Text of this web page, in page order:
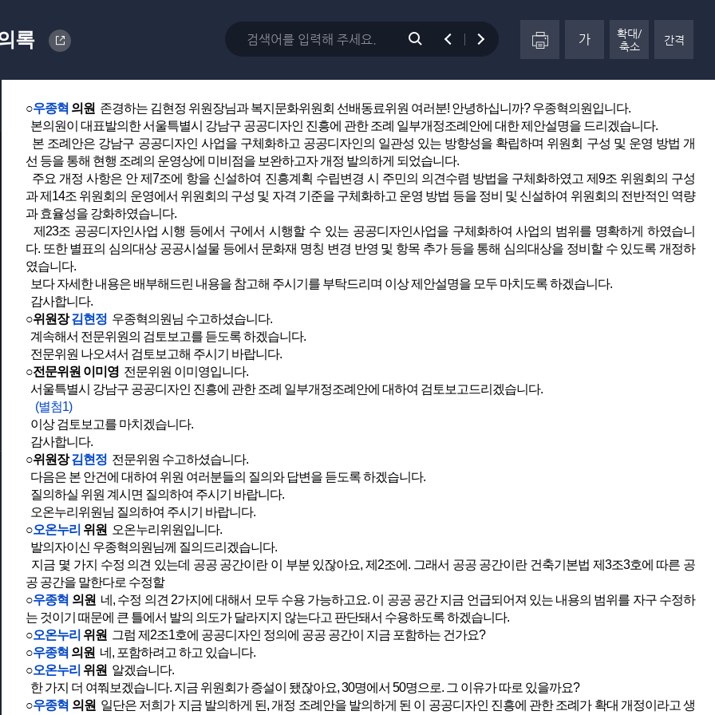
록 가
확대/
축소
간격
1. 서울특별시 강남구 공공디자인 진흥에 관한 조례 일부개정조례안(우종혁의원 등 7인 발의)
○우종혁 의원 존경하는 김현정 위원장님과 복지문화위원회 선배동료위원 여러분! 안녕하십니까? 우종혁의원입니다.
본의원이 대표발의한 서울특별시 강남구 공공디자인 진흥에 관한 조례 일부개정조례안에 대한 제안설명을 드리겠습니다.
본 조례안은 강남구 공공디자인 사업을 구체화하고 공공디자인의 일관성 있는 방향성을 확립하며 위원회 구성 및 운영 방법 개
선 등을 통해 현행 조례의 운영상에 미비점을 보완하고자 개정 발의하게 되었습니다.
주요 개정 사항은 안 제7조에 항을 신설하여 진흥계획 수립변경 시 주민의 의견수렴 방법을 구체화하였고 제9조 위원회의 구성
과 제14조 위원회의 운영에서 위원회의 구성 및 자격 기준을 구체화하고 운영 방법 등을 정비 및 신설하여 위원회의 전반적인 역량
과 효율성을 강화하였습니다.
제23조 공공디자인사업 시행 등에서 구에서 시행할 수 있는 공공디자인사업을 구체화하여 사업의 범위를 명확하게 하였습니
다. 또한 별표의 심의대상 공공시설물 등에서 문화재 명칭 변경 반영 및 항목 추가 등을 통해 심의대상을 정비할 수 있도록 개정하
였습니다.
보다 자세한 내용은 배부해드린 내용을 참고해 주시기를 부탁드리며 이상 제안설명을 모두 마치도록 하겠습니다.
감사합니다.
○위원장김현정 우종혁의원님 수고하셨습니다.
계속해서 전문위원의 검토보고를 듣도록 하겠습니다.
전문위원 나오셔서 검토보고해 주시기 바랍니다.
○전문위원 이미영 전문위원 이미영입니다.
서울특별시 강남구 공공디자인 진흥에 관한 조례 일부개정조례안에 대하여 검토보고드리겠습니다.
(별첨1)
이상 검토보고를 마치겠습니다.
감사합니다.
○위원장김현정 전문위원 수고하셨습니다.
다음은 본 안건에 대하여 위원 여러분들의 질의와 답변을 듣도록 하겠습니다.
질의하실 위원 계시면 질의하여 주시기 바랍니다.
오온누리위원님 질의하여 주시기 바랍니다.
○오온누리 위원 오온누리위원입니다.
발의자이신 우종혁의원님께 질의드리겠습니다.
지금 몇 가지 수정 의견 있는데 공공 공간이란 이 부분 있잖아요, 제2조에. 그래서 공공 공간이란 건축기본법 제3조3호에 따른 공
공 공간을 말한다로 수정할
○우종혁 의원 네, 수정 의견 2가지에 대해서 모두 수용 가능하고요. 이 공공 공간 지금 언급되어져 있는 내용의 범위를 자구 수정하
는 것이기 때문에 큰 틀에서 발의 의도가 달라지지 않는다고 판단돼서 수용하도록 하겠습니다.
○오온누리 위원 그럼 제2조1호에 공공디자인 정의에 공공 공간이 지금 포함하는 건가요?
○우종혁 의원 네, 포함하려고 하고 있습니다.
○오온누리 위원 알겠습니다.
한 가지 더 여쭤보겠습니다. 지금 위원회가 증설이 됐잖아요, 30명에서 50명으로. 그 이유가 따로 있을까요?
○우종혁 의원 일단은 저희가 지금 발의하게 된, 개정 조례안을 발의하게 된 이 공공디자인 진흥에 관한 조례가 확대 개정이라고 생